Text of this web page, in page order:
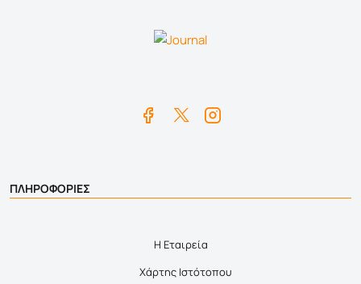
ΠΛΗΡΟΦΟΡΙΕΣ
Η Εταιρεία
Χάρτης Ιστότοπου